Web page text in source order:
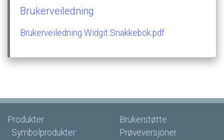
Brukerveiledning
Brukerveiledning Widgit Snakkebok.pdf
Produkter
Symbolprodukter
Brukerstøtte
Prøveversjoner